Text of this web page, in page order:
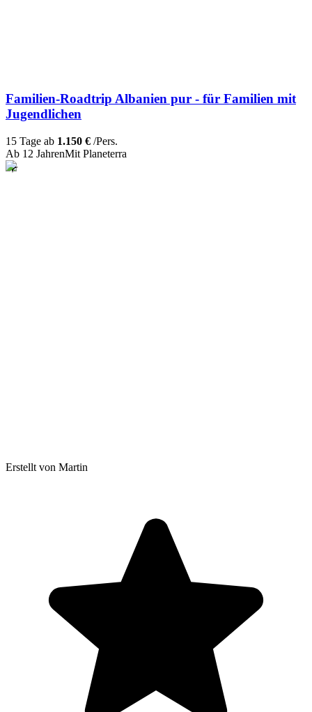
Familien-Roadtrip Albanien pur - für Familien mit
Jugendlichen
15 Tage ab 1.150 € /Pers.
Ab 12 JahrenMit Planeterra
Erstellt von Martin